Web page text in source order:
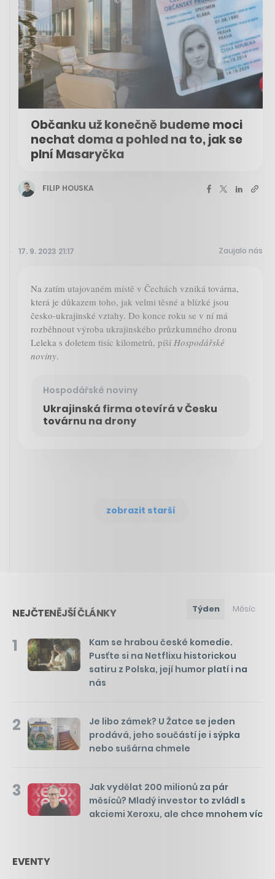
Občanku už konečně budeme moci
nechat doma a pohled na to, jak se
plní Masaryčka
FILIP HOUSKA
17. 9. 2023 21:17 Zaujalo nás
Na zatím utajovaném místě v Čechách vzniká továrna,
která je důkazem toho, jak velmi těsné a blízké jsou
česko-ukrajinské vztahy. Do konce roku se v ní má
rozběhnout výroba ukrajinského průzkumného dronu
Leleka s doletem tisíc kilometrů, píší Hospodářské
noviny.
Hospodářské noviny
Ukrajinská firma otevírá v Česku
továrnu na drony
zobrazit starší
NEJČTENĚJŠÍ ČLÁNKY Týden Měsíc
1
Kam se hrabou české komedie.
Pusťte si na Netflixu historickou
satiru z Polska, její humor platí i na
nás
2
Je libo zámek? U Žatce se jeden
prodává, jeho součástí je i sýpka
nebo sušárna chmele
3
Jak vydělat 200 milionů za pár
měsíců? Mladý investor to zvládl s
akciemi Xeroxu, ale chce mnohem víc
EVENTY